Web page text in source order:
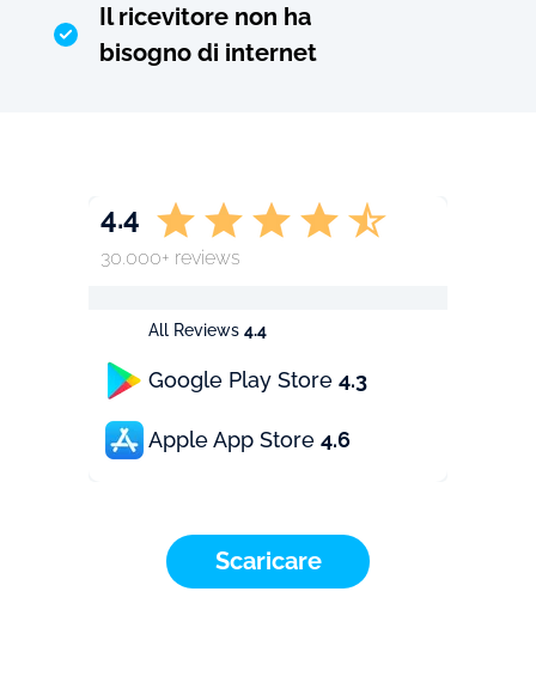
Il ricevitore non ha
bisogno di internet
All Reviews 4.4
Google Play Store 4.3
Apple App Store 4.6
4.4
30.000+ reviews
Scaricare